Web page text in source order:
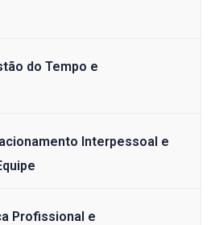
do Tempo e
Interpessoal e
Profissional e